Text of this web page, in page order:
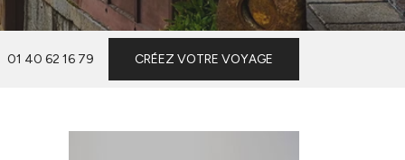
01 40 62 16 79 CRÉEZ VOTRE VOYAGE